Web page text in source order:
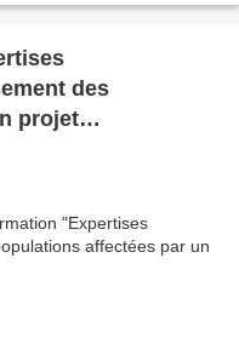
des
projet